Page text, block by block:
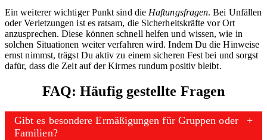
Ein weiterer wichtiger Punkt sind die Haftungsfragen. Bei Unfällen
oder Verletzungen ist es ratsam, die Sicherheitskräfte vor Ort
anzusprechen. Diese können schnell helfen und wissen, wie in
solchen Situationen weiter verfahren wird. Indem Du die Hinweise
ernst nimmst, trägst Du aktiv zu einem sicheren Fest bei und sorgst
dafür, dass die Zeit auf der Kirmes rundum positiv bleibt.
FAQ: Häufig gestellte Fragen
Gibt es besondere Ermäßigungen für Gruppen oder
Familien?